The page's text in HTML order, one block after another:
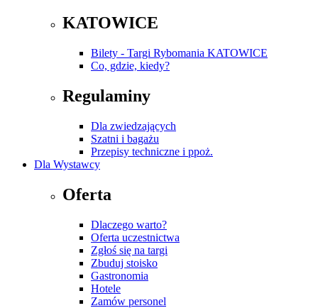
KATOWICE
Bilety - Targi Rybomania KATOWICE
Co, gdzie, kiedy?
Regulaminy
Dla zwiedzających
Szatni i bagażu
Przepisy techniczne i ppoż.
Dla Wystawcy
Oferta
Dlaczego warto?
Oferta uczestnictwa
Zgłoś się na targi
Zbuduj stoisko
Gastronomia
Hotele
Zamów personel